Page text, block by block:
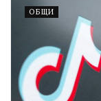
ОБЩИ